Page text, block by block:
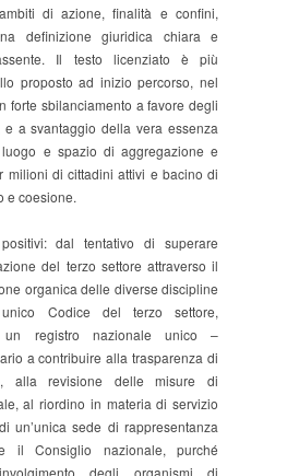
di azione, finalità e confini,
definizione giuridica chiara e
Il testo licenziato è più
proposto ad inizio percorso, nel
forte sbilanciamento a favore degli
e a svantaggio della vera essenza
e spazio di aggregazione e
milioni di cittadini attivi e bacino di
e coesione.
dal tentativo di superare
del terzo settore attraverso il
organica delle diverse discipline
Codice del terzo settore,
un registro nazionale unico –
a contribuire alla trasparenza di
alla revisione delle misure di
al riordino in materia di servizio
un’unica sede di rappresentanza
il Consiglio nazionale, purché